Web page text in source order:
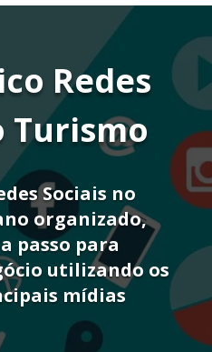
Redes
Turismo
Sociais no
organizado,
passo para
utilizando os
mídias